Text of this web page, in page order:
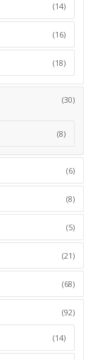
(14)
(16)
(18)
(30)
(8)
(6)
(8)
(5)
(21)
(68)
(92)
(14)